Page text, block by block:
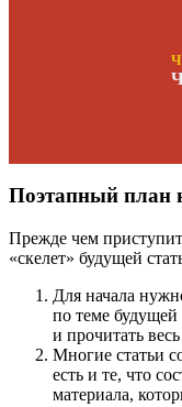
Поэтапный план
Прежде чем
«скелет» будущей
Для начала
по теме будущей
и прочитать
Многие статьи
есть и те, что
материала,